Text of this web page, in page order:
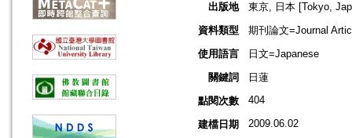
出版地
東京, 日本 [Tokyo,
資料類型
期刊論文=Journal
使用語言
日文=Japanese
關鍵詞
日蓮
點閱次數
404
建檔日期 2009.06.02